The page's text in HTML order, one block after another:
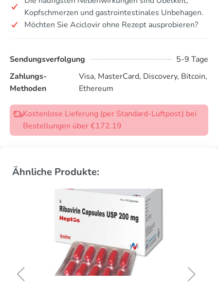
Kopfschmerzen und gastrointestinales Unbehagen.
Möchten Sie Aciclovir ohne Rezept ausprobieren?
Sendungsverfolgung
5-9 Tage
Zahlungs-
Methoden
Visa, MasterCard, Discovery, Bitcoin,
Ethereum
Kostenlose Lieferung (per Standard-Luftpost) bei
Bestellungen über €172.19
Ähnliche Produkte: